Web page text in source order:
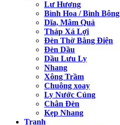
Lư Hương
Bình Hoa / Bình Bông
Dĩa, Mâm Quả
Tháp Xá Lợi
Đèn Thờ Bằng Điện
Đèn Dầu
Dầu Lưu Ly
Nhang
Xông Trầm
Chuông xoay
Ly Nước Cúng
Chân Đèn
Kẹp Nhang
Tranh